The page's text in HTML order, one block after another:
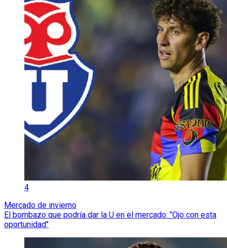
4
Mercado de invierno
El bombazo que podría dar la U en el mercado: "Ojo con esta
oportunidad"